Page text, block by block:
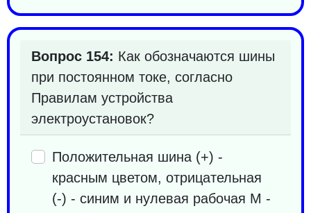
Вопрос 154: Как обозначаются шины
при постоянном токе, согласно
Правилам устройства
электроустановок?
Положительная шина (+) -
красным цветом, отрицательная
(-) - синим и нулевая рабочая M -